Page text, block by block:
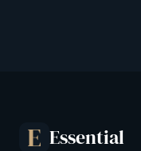
E Essential